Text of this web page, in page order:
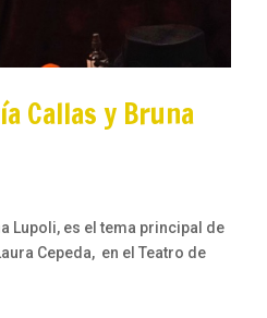
Callas y Bruna
Lupoli, es el tema principal de
Cepeda, en el Teatro de